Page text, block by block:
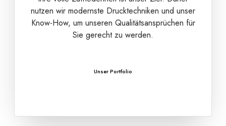
nutzen wir modernste Drucktechniken und unser
Know-How, um unseren Qualitätsansprüchen für
Sie gerecht zu werden.
Unser Portfolio